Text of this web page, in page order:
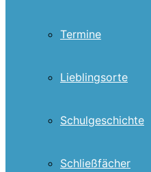
Termine
Lieblingsorte
Schulgeschichte
Schließfächer